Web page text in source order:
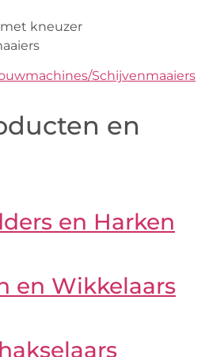
kneuzer
Schijvenmaaiers
en
en Harken
en Wikkelaars